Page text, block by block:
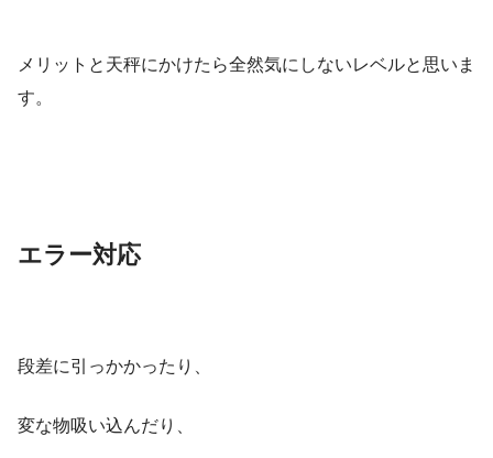
メリットと天秤にかけたら全然気にしないレベルと思いま
す。
エラー対応
段差に引っかかったり、
変な物吸い込んだり、